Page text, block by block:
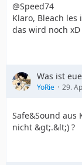
@Speed74
Klaro, Bleach
das wird noch xD
Was ist
YoRie 29.
Safe&Sound aus
nicht &gt;.&lt;) ?